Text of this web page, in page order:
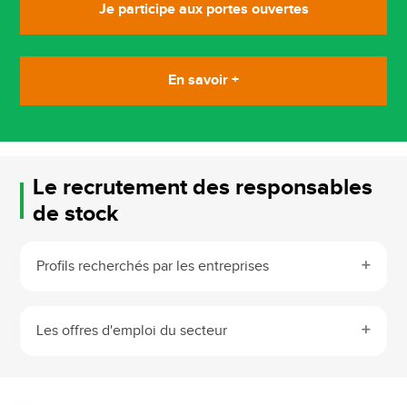
Je participe aux portes ouvertes
En savoir +
Le recrutement des responsables
de stock
Profils recherchés par les entreprises
Les offres d'emploi du secteur